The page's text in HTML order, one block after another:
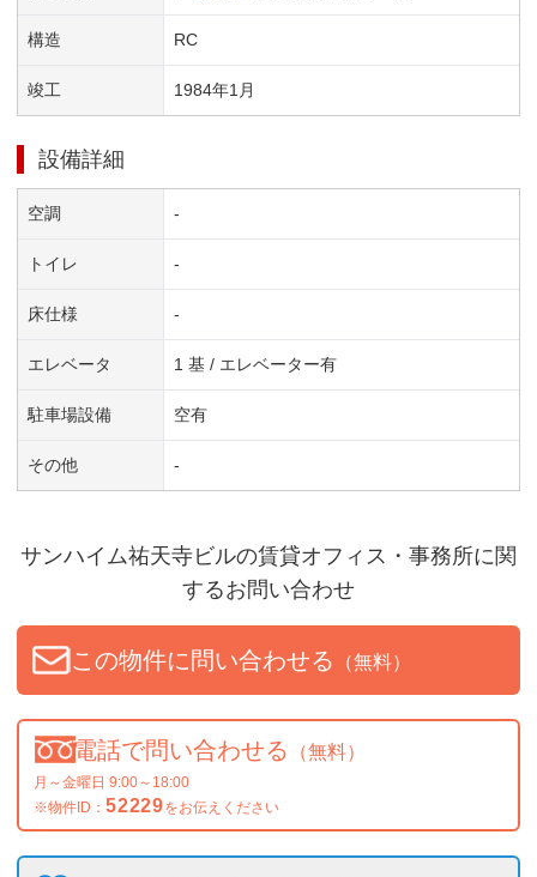
構造 RC
竣工 1984年1 月
設備詳細
空調 -
トイレ -
床仕様 -
エレベータ 1 基 / エレベーター有
駐車場設備 空有
その他 -
サンハイム祐天寺ビルの賃貸オフィス・事務所に関
するお問い合わせ
この物件に問い合わせる （無料）
電話で問い合わせる （無料）
月～金曜日 9:00～18:00
※物件ID： 52229をお伝えください